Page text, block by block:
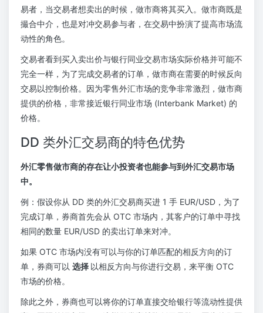
易者，当交易者想卖出的时候，做市商将其买入。做市商既是
撮合中介，也是对冲交易参与者，在交易中扮演了提高市场流
动性的角色。
交易者看到买入卖出价与银行同业交易市场实际价格并可能不
完全一样，为了完成交易者的订单，做市商在需要的时候反向
交易以控制价格。因为零售外汇市场的竞争非常激烈，做市商
提供的价格，非常接近银行同业市场 (Interbank Market) 的
价格。
DD 类外汇交易商的特色优势
外汇零售做市商的存在让小投资者也能参与到外汇交易市场
中。
例：假设你从 DD 类的外汇交易商买进 1 手 EUR/USD，为了
完成订单，券商首先会从 OTC 市场内，其客户的订单中寻找
相同的数量 EUR/USD 的卖出订单来对冲。
如果 OTC 市场内没有可以与你的订单匹配的相反方向的订
单，券商可以 选择 以相反方向与你进行交易，来平衡 OTC
市场的价格。
除此之外，券商也可以将你的订单直接交给银行等流动性提供